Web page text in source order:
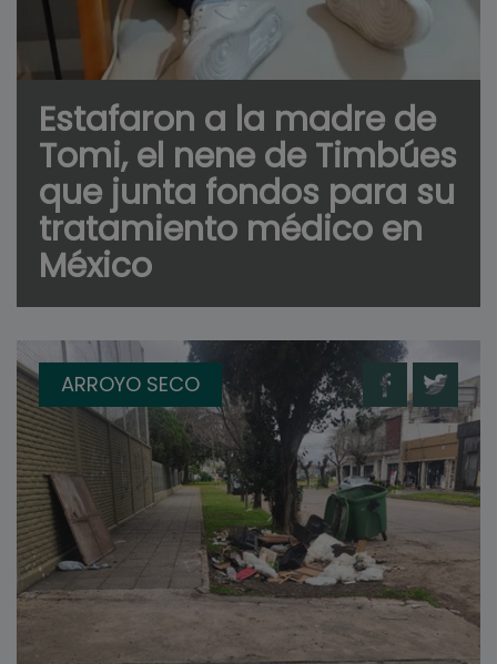
Estafaron a la madre de
Tomi, el nene de Timbúes
que junta fondos para su
tratamiento médico en
México
ARROYO SECO